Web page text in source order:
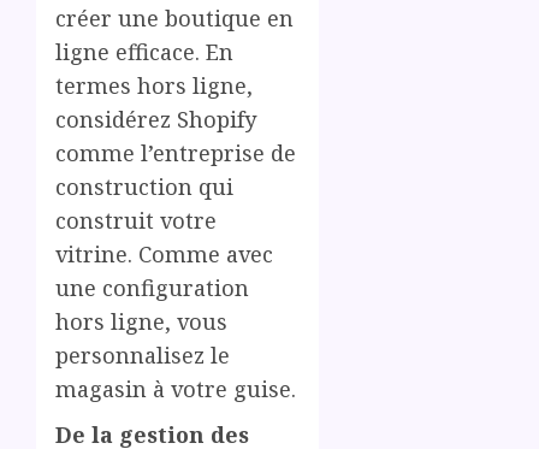
créer une boutique en
ligne efficace. En
termes hors ligne,
considérez Shopify
comme l’entreprise de
construction qui
construit votre
vitrine. Comme avec
une configuration
hors ligne, vous
personnalisez le
magasin à votre guise.
De la gestion des